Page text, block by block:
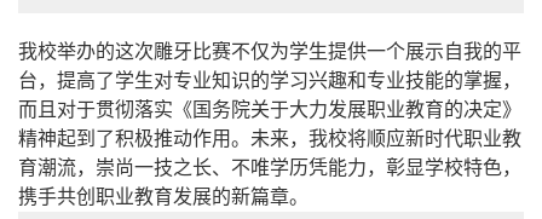
我校举办的这次雕牙比赛不仅为学生提供一个展示自我的平
台，提高了学生对专业知识的学习兴趣和专业技能的掌握，
而且对于贯彻落实《国务院关于大力发展职业教育的决定》
精神起到了积极推动作用。未来，我校将顺应新时代职业教
育潮流，崇尚一技之长、不唯学历凭能力，彰显学校特色，
携手共创职业教育发展的新篇章。